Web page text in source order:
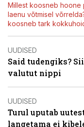
Millest koosneb hoone
laenu võtmisel
koosneb tark
UUDISED
Said tudengiks?
valutut nippi
UUDISED
Turul uputab
langetama ei